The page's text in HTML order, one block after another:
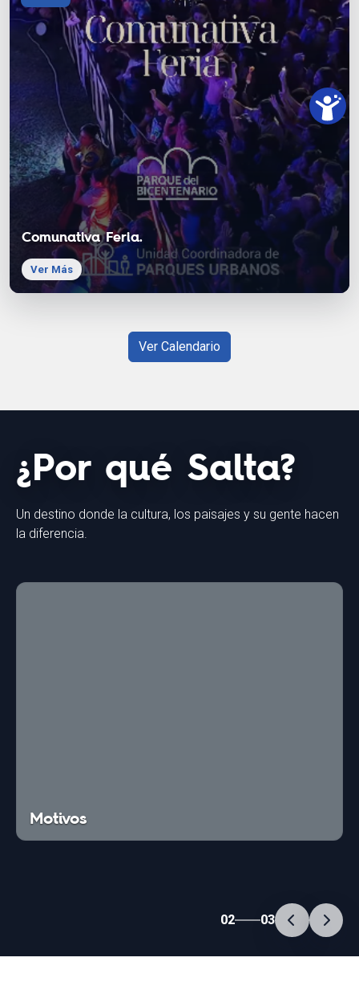
Comunativa Feria.
Ver Más
Ver Calendario
¿Por qué Salta?
Un destino donde la cultura, los paisajes y su gente hacen
la diferencia.
Motivos
02 03